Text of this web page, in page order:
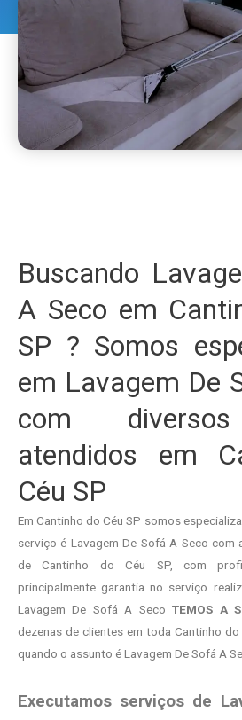
Buscando
A Seco em
SP ? Somos
em Lavagem De
com
atendidos em
Céu SP
Em Cantinho do Céu SP somos
serviço é Lavagem De Sofá A Seco com
de Cantinho do Céu SP, com
principalmente garantia no serviço
Lavagem De Sofá A SecoTEMOS A
dezenas de clientes em toda Cantinho do
quando o assunto é Lavagem De Sofá A
Executamos serviços de